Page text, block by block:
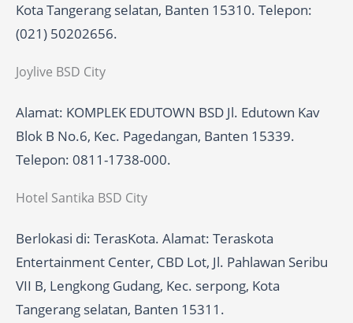
Kota Tangerang selatan, Banten 15310. Telepon:
(021) 50202656.
Joylive BSD City
Alamat: KOMPLEK EDUTOWN BSD Jl. Edutown Kav
Blok B No.6, Kec. Pagedangan, Banten 15339.
Telepon: 0811-1738-000.
Hotel Santika BSD City
Berlokasi di: TerasKota. Alamat: Teraskota
Entertainment Center, CBD Lot, Jl. Pahlawan Seribu
VII B, Lengkong Gudang, Kec. serpong, Kota
Tangerang selatan, Banten 15311.